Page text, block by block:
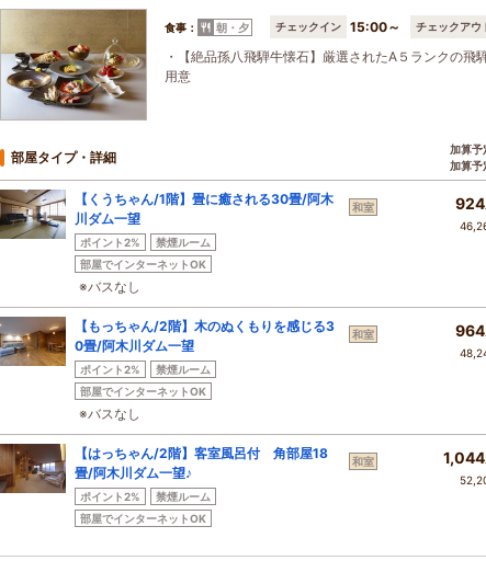
食事： 朝・夕 チェックイン 15:00～ チェックアウ
・【絶品孫八飛騨牛懐石】厳選されたA５ランクの
用意
部屋タイプ・詳細
加算予
加算予
【くうちゃん/1階】畳に癒される30畳/阿木
川ダム一望
ポイント2%
禁煙ルーム
部屋でインターネットOK
※バスなし
和室 924
【もっちゃん/2階】木のぬくもりを感じる3
0畳/阿木川ダム一望
ポイント2%
禁煙ルーム
部屋でインターネットOK
※バスなし
和室 964
【はっちゃん/2階】客室風呂付 角部屋18
畳/阿木川ダム一望♪
ポイント2%
禁煙ルーム
部屋でインターネットOK
和室 1,044